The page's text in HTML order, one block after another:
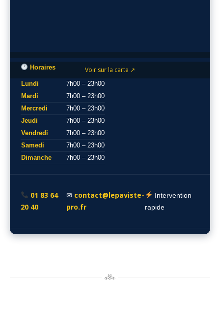
Voir sur la carte ↗
Horaires
Lundi
7h00 – 23h00
Mardi
7h00 – 23h00
Mercredi
7h00 – 23h00
Jeudi
7h00 – 23h00
Vendredi
7h00 – 23h00
Samedi
7h00 – 23h00
Dimanche
7h00 – 23h00
01 83 64
20 40
✉ contact@lepaviste-
pro.fr
Intervention
rapide